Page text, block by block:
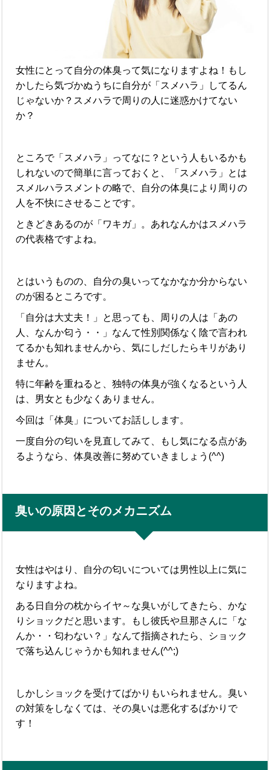
女性にとって自分の体臭って気になりますよね！もし
かしたら気づかぬうちに自分が「スメハラ」してるん
じゃないか？スメハラで周りの人に迷惑かけてない
か？
ところで「スメハラ」ってなに？という人もいるかも
しれないので簡単に言っておくと、「スメハラ」とは
スメルハラスメントの略で、自分の体臭により周りの
人を不快にさせることです。
ときどきあるのが「ワキガ」。あれなんかはスメハラ
の代表格ですよね。
とはいうものの、自分の臭いってなかなか分からない
のが困るところです。
「自分は大丈夫！」と思っても、周りの人は「あの
人、なんか匂う・・」なんて性別関係なく陰で言われ
てるかも知れませんから、気にしだしたらキリがあり
ません。
特に年齢を重ねると、独特の体臭が強くなるという人
は、男女とも少なくありません。
今回は「体臭」についてお話しします。
一度自分の匂いを見直してみて、もし気になる点があ
るようなら、体臭改善に努めていきましょう(^^)
臭いの原因とそのメカニズム
女性はやはり、自分の匂いについては男性以上に気に
なりますよね。
ある日自分の枕からイヤ～な臭いがしてきたら、かな
りショックだと思います。もし彼氏や旦那さんに「な
んか・・匂わない？」なんて指摘されたら、ショック
で落ち込んじゃうかも知れません(^^;)
しかしショックを受けてばかりもいられません。臭い
の対策をしなくては、その臭いは悪化するばかりで
す！